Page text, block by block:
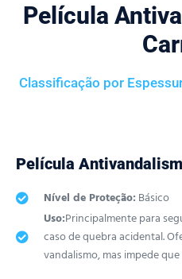
Película
Classificação por
Película
Nível de Proteção: Básico
Uso:Principalmente para
caso de quebra acidental.
vandalismo, mas impede